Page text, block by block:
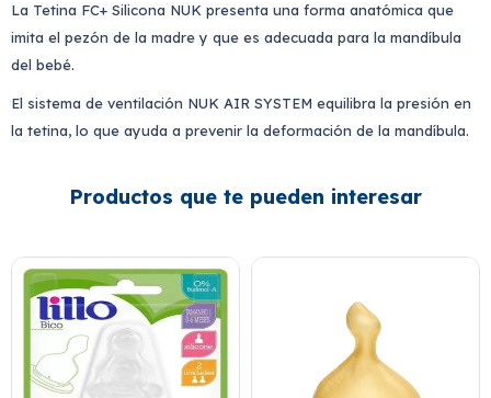
La Tetina FC+ Silicona NUK presenta una forma anatómica que
imita el pezón de la madre y que es adecuada para la mandíbula
del bebé.
El sistema de ventilación NUK AIR SYSTEM equilibra la presión en
la tetina, lo que ayuda a prevenir la deformación de la mandíbula.
Productos que te pueden interesar